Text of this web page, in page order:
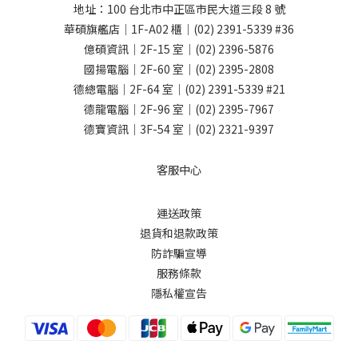
地址： 100 台北市中正區市民大道三段 8 號
華碩旗艦店｜1F-A02 櫃｜ (02) 2391-5339 #36
億碩資訊｜2F-15 室｜ (02) 2396-5876
國揚電腦｜2F-60 室｜ (02) 2395-2808
德總電腦｜2F-64 室｜ (02) 2391-5339 #21
德龍電腦｜2F-96 室｜ (02) 2395-7967
德寶資訊｜3F-54 室｜ (02) 2321-9397
客服中心
運送政策
退貨和退款政策
防詐騙宣導
服務條款
隱私權宣告